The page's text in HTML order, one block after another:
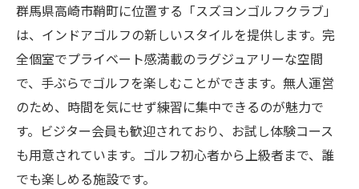
群馬県高崎市鞘町に位置する「スズヨンゴルフクラブ」
は、インドアゴルフの新しいスタイルを提供します。完
全個室でプライベート感満載のラグジュアリーな空間
で、手ぶらでゴルフを楽しむことができます。無人運営
のため、時間を気にせず練習に集中できるのが魅力で
す。ビジター会員も歓迎されており、お試し体験コース
も用意されています。ゴルフ初心者から上級者まで、誰
でも楽しめる施設です。